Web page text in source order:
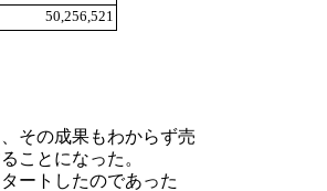
50,256,521
その成果もわからず売
ことになった。
ートしたのであった